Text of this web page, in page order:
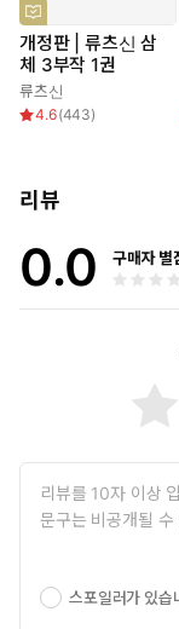
개정판 | 류츠신 삼
체 3부작 1권
류츠신
4.6(443)
리뷰
0.0 구매자 별
스포일러가 있습